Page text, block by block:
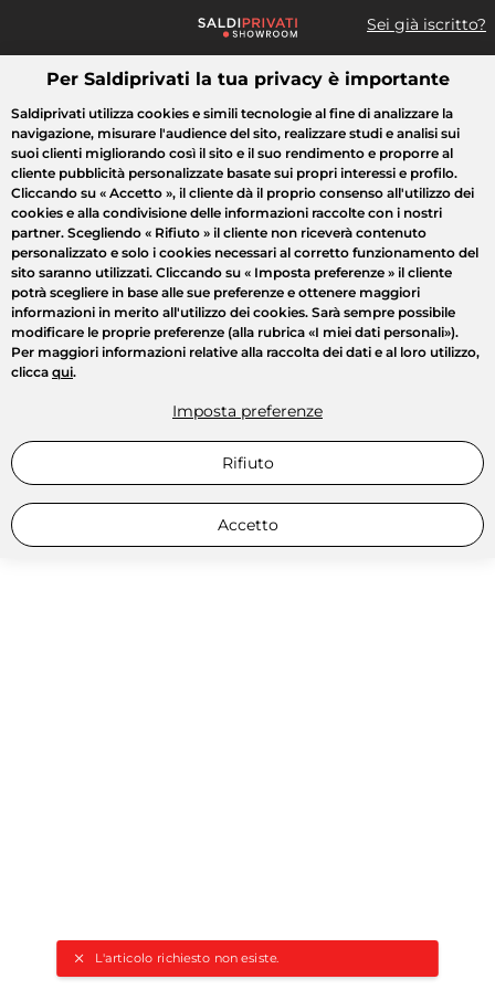
Sei già iscritto?
Cosa cerchi?
L'articolo richiesto non esiste.
Tutte le vendite Moda Casa Bellezza Elettrodomestici
Per Saldiprivati la tua privacy è importante
Saldiprivati utilizza cookies e simili tecnologie al fine di analizzare la
navigazione, misurare l'audience del sito, realizzare studi e analisi sui
suoi clienti migliorando così il sito e il suo rendimento e proporre al
cliente pubblicità personalizzate basate sui propri interessi e profilo.
Cliccando su « Accetto », il cliente dà il proprio consenso all'utilizzo dei
cookies e alla condivisione delle informazioni raccolte con i nostri
partner. Scegliendo « Rifiuto » il cliente non riceverà contenuto
personalizzato e solo i cookies necessari al corretto funzionamento del
sito saranno utilizzati. Cliccando su « Imposta preferenze » il cliente
potrà scegliere in base alle sue preferenze e ottenere maggiori
informazioni in merito all'utilizzo dei cookies. Sarà sempre possibile
modificare le proprie preferenze (alla rubrica «I miei dati personali»).
Per maggiori informazioni relative alla raccolta dei dati e al loro utilizzo,
clicca qui.
Imposta preferenze
Rifiuto
Accetto